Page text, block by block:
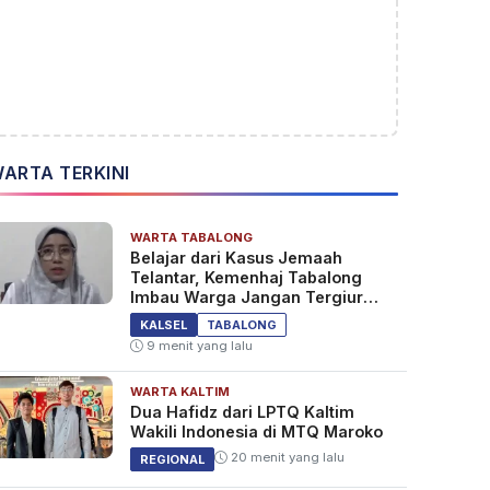
TERKINI
WARTA TABALONG
Belajar dari Kasus Jemaah
Telantar, Kemenhaj Tabalong
Imbau Warga Jangan Tergiur
Umrah Murah
KALSEL
TABALONG
9 menit yang lalu
WARTA KALTIM
Dua Hafidz dari LPTQ Kaltim
Wakili Indonesia di MTQ Maroko
REGIONAL 20 menit yang lalu